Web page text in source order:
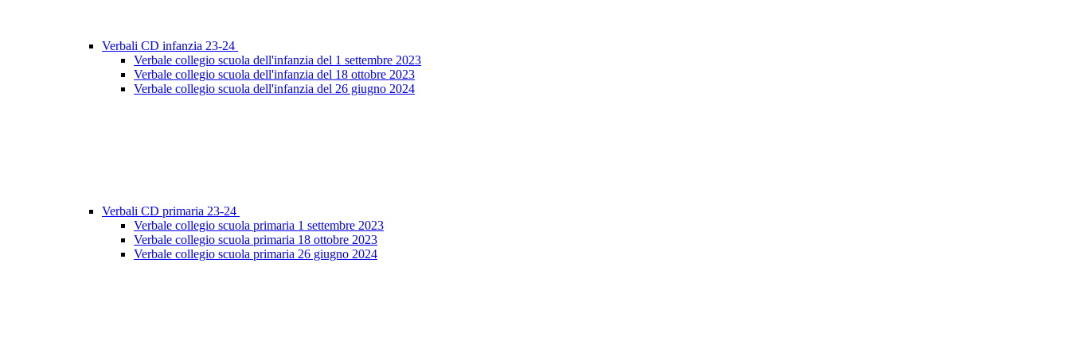
Verbali CD infanzia 23-24
Verbale collegio scuola dell'infanzia del 1 settembre 2023
Verbale collegio scuola dell'infanzia del 18 ottobre 2023
Verbale collegio scuola dell'infanzia del 26 giugno 2024
Verbali CD primaria 23-24
Verbale collegio scuola primaria 1 settembre 2023
Verbale collegio scuola primaria 18 ottobre 2023
Verbale collegio scuola primaria 26 giugno 2024